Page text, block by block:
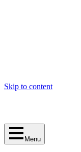
Skip to content
Menu